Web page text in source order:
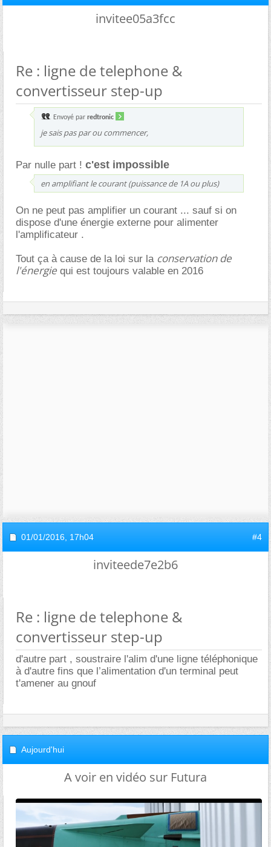
invitee05a3fcc
Re : ligne de telephone &
convertisseur step-up
Envoyé par redtronic
je sais pas par ou commencer,
Par nulle part ! c'est impossible
en amplifiant le courant (puissance de 1A ou plus)
On ne peut pas amplifier un courant ... sauf si on
dispose d'une énergie externe pour alimenter
l'amplificateur .
Tout ça à cause de la loi sur la conservation de
l'énergie qui est toujours valable en 2016
01/01/2016, 17h04 #4
inviteede7e2b6
Re : ligne de telephone &
convertisseur step-up
d'autre part , soustraire l'alim d'une ligne téléphonique
à d'autre fins que l’alimentation d'un terminal peut
t'amener au gnouf
Aujourd'hui
A voir en vidéo sur Futura